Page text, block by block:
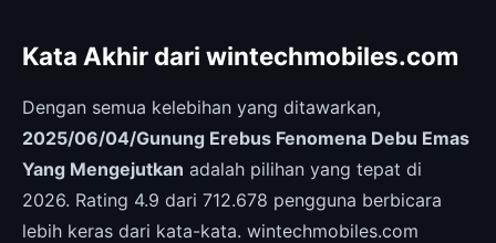
Kata Akhir dari wintechmobiles.com
Dengan semua kelebihan yang ditawarkan,
2025/06/04/Gunung Erebus Fenomena Debu Emas
Yang Mengejutkan adalah pilihan yang tepat di
2026. Rating 4.9 dari 712.678 pengguna berbicara
lebih keras dari kata-kata. wintechmobiles.com